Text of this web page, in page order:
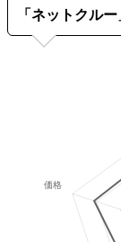
「 ネットクルー